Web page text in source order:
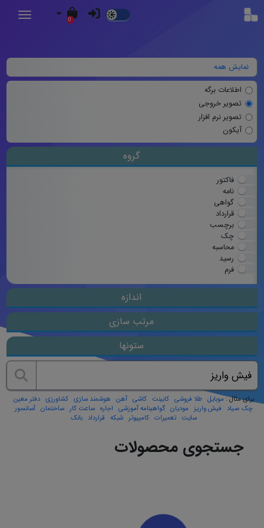
Dark
0
نمایش همه
اطلاعات برگه
تصویر خروجی
تصویر نرم افزار
آیکون
گروه
فاکتور
نامه
گواهی
قرارداد
برچسب
چک
محاسبه
رسید
فرم
اندازه
مرتب سازی
ستونها
برای مثال :موبایل طلا فروشی کابینت کاشی آهن هوشمند سازی کشاورزی دفتر معین
چک صیاد فیش واریز مودیان گواهینامه آموزشی اجاره ساعت کار ساختمان آسانسور
سایت تعمیرات کامپیوتر شبکه قرارداد بانک
جستجوی محصولات